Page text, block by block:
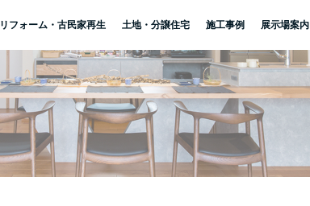
リフォーム・古民家再生 土地・分譲住宅 施工事例 展示場案内